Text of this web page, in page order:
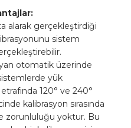
alarak gerçekleştirdiği
sistem
otomatik üzerinde
yük
120° ve 240°
kalibrasyon sırasında
zorunluluğu yoktur. Bu